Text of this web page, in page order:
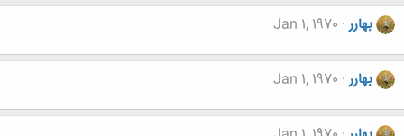
بهارر Jan 1, 1970
بهارر Jan 1, 1970